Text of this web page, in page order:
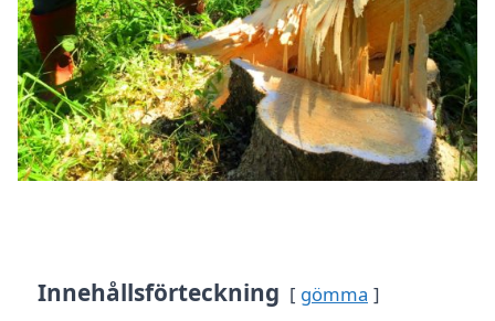
Innehållsförteckning gömma